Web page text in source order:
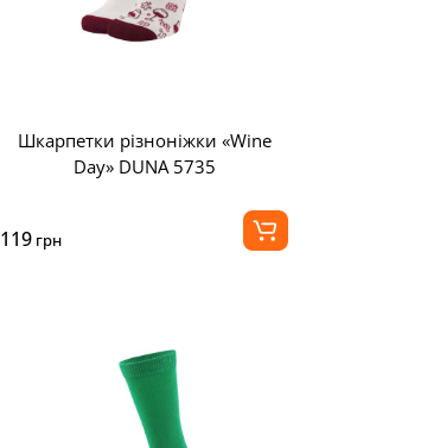
Шкарпетки різноніжки «Wine
Day» DUNA 5735
119 грн